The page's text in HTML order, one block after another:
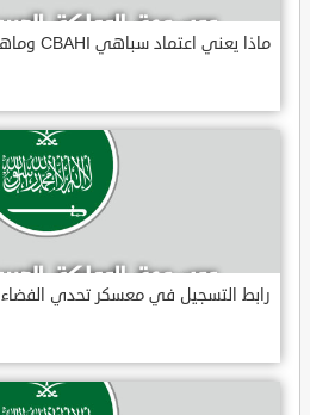
ماذا يعني اعتماد سباهي CBAHI وماهي معاييره
رابط التسجيل في معسكر تحدي الفضاء